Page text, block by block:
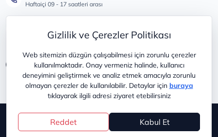
Gizlilik ve Çerezler Politikası
Web sitemizin düzgün çalışabilmesi için zorunlu çerezler
kullanılmaktadır. Onay vermeniz halinde, kullanıcı
deneyimini geliştirmek ve analiz etmek amacıyla zorunlu
olmayan çerezler de kullanılabilir. Detaylar için buraya
tıklayarak ilgili adresi ziyaret etebilirsiniz
Reddet Kabul Et
Haftaiçi 09 - 17 saatleri arası
Tüm öneri ve şikayetleriniz için
Copyright © 2025
®